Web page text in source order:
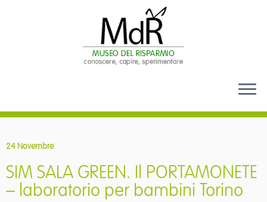
contenuto
24 Novembre
SIM SALA GREEN. Il PORTAMONETE
– laboratorio per bambini Torino